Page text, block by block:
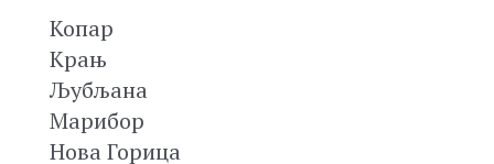
Копар
Крањ
Љубљана
Марибор
Нова Горица